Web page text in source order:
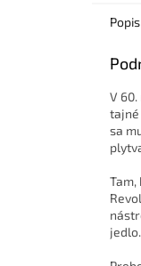
Popis
V
tajné
sa